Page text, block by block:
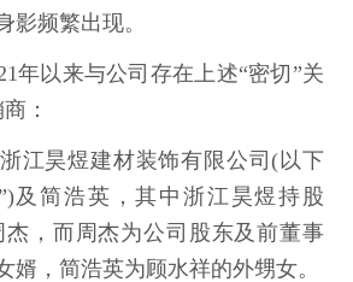
影频繁出现。
年以来与公司存在上述“密切”关
：
江昊煜建材装饰有限公司(以下
及简浩英，其中浙江昊煜持股
杰，而周杰为公司股东及前董事
婿，简浩英为顾水祥的外甥女。